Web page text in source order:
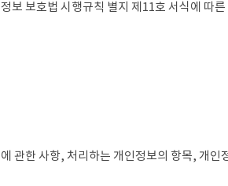
보 보호법 시행규칙 별지 제11호 서식에 따
관한 사항, 처리하는 개인정보의 항목, 개인